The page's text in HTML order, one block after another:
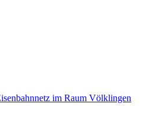
im Raum Völklingen